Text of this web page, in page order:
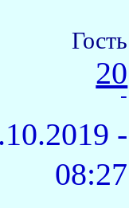
Гость
20
-
-
08:27